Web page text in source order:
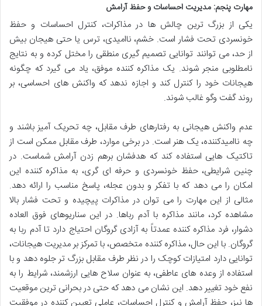
مهارت پنجم: مدیریت احساسات و حفظ آرامش
یکی از بزرگ ترین چالش ها در مذاکرات، کنترل احساسات و حفظ
خونسردی تحت فشار است. خشم، ناامیدی، ترس یا حتی هیجان بیش
از حد، می توانند توانایی تصمیم گیری منطقی را مختل کرده و به نتایج
نامطلوبی منجر شوند. یک مذاکره کننده موفق، یاد می گیرد که چگونه
هیجانات خود را کنترل کند و اجازه ندهد که واکنش های احساسی، بر
روند گفت وگو غالب شوند.
عدم واکنش هیجانی به رفتارهای طرف مقابل، چه تحریک آمیز باشند و
چه ناامیدکننده، یک هنر است. در برخی موارد، طرف مقابل ممکن است از
تاکتیک هایی استفاده کند که هدفشان برهم زدن آرامش شماست. در
چنین شرایطی، حفظ خونسردی و حرفه ای گری، به مذاکره کننده این
امکان را می دهد که با تفکر و بدون عجله، پاسخ مناسب را ارائه دهد.
مثالی از این مهارت را می توان در مذاکرات پیچیده و تحت فشار بالا
مشاهده کرد، مانند مذاکره با آدم رباها. در این سناریوهای فوق العاده
دشوار، فرد مذاکره کننده عمدتاً به آزادی گروگان احتیاج دارد تا آدم ربا به
گروگان. با این حال، مذاکره کننده متخصص، با تمرکز بر مدیریت هیجانات،
توانایی دارد امتیازات کوچک را در نظر طرف مقابل بزرگ تر جلوه دهد و با
استفاده از وعده های عاطفی، به عنوان سلاح هایی ارزشمند، شرایط را به
نفع خود تغییر دهد. این نشان می دهد که حتی در بحرانی ترین موقعیت
ها نیز، حفظ آرامش و کنترل احساسات، عاملی تعیین کننده در موفقیت